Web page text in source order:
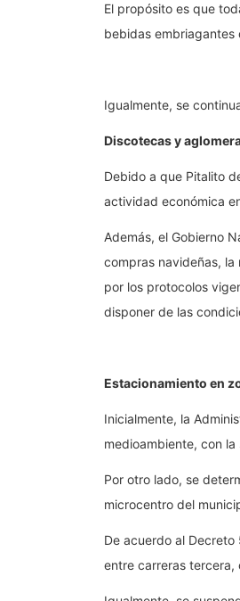
El propósito es que
bebidas embriagantes
Igualmente, se
Discotecas y
Debido a que Pitalito
actividad económica
Además, el Gobierno
compras navideñas,
por los protocolos
disponer de las
Estacionamiento en
Inicialmente, la
medioambiente, con
Por otro lado, se
microcentro del
De acuerdo al
entre carreras tercera,